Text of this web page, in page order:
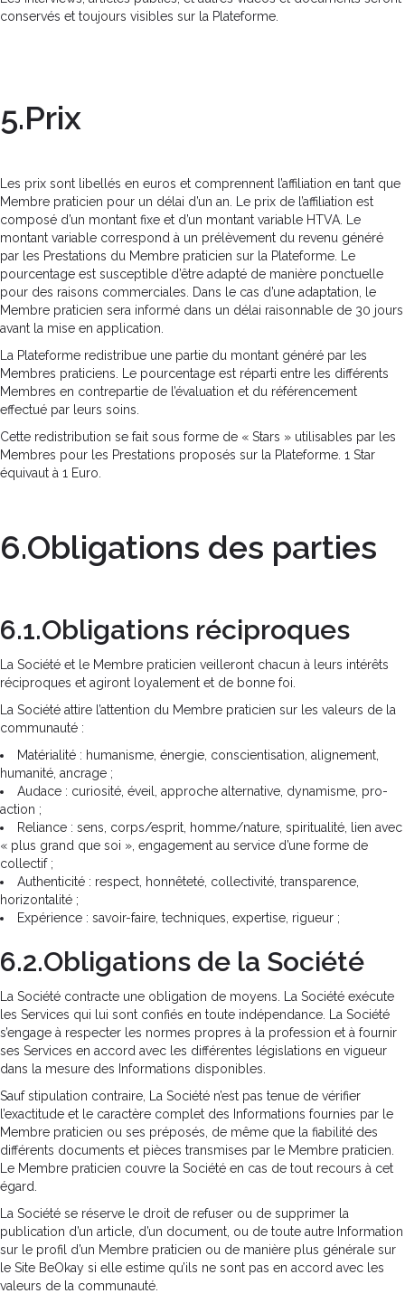
conservés et toujours visibles sur la Plateforme.
5.Prix
Les prix sont libellés en euros et comprennent l’affiliation en tant que
Membre praticien pour un délai d’un an. Le prix de l’affiliation est
composé d’un montant fixe et d’un montant variable HTVA. Le
montant variable correspond à un prélèvement du revenu généré
par les Prestations du Membre praticien sur la Plateforme. Le
pourcentage est susceptible d’être adapté de manière ponctuelle
pour des raisons commerciales. Dans le cas d’une adaptation, le
Membre praticien sera informé dans un délai raisonnable de 30 jours
avant la mise en application.
La Plateforme redistribue une partie du montant généré par les
Membres praticiens. Le pourcentage est réparti entre les différents
Membres en contrepartie de l’évaluation et du référencement
effectué par leurs soins.
Cette redistribution se fait sous forme de « Stars » utilisables par les
Membres pour les Prestations proposés sur la Plateforme. 1 Star
équivaut à 1 Euro.
6.Obligations des parties
6.1.Obligations réciproques
La Société et le Membre praticien veilleront chacun à leurs intérêts
réciproques et agiront loyalement et de bonne foi.
La Société attire l’attention du Membre praticien sur les valeurs de la
communauté :
Matérialité : humanisme, énergie, conscientisation, alignement,
humanité, ancrage ;
Audace : curiosité, éveil, approche alternative, dynamisme, pro-
action ;
Reliance : sens, corps/esprit, homme/nature, spiritualité, lien avec
« plus grand que soi », engagement au service d’une forme de
collectif ;
Authenticité : respect, honnêteté, collectivité, transparence,
horizontalité ;
Expérience : savoir-faire, techniques, expertise, rigueur ;
6.2.Obligations de la Société
La Société contracte une obligation de moyens. La Société exécute
les Services qui lui sont confiés en toute indépendance. La Société
s’engage à respecter les normes propres à la profession et à fournir
ses Services en accord avec les différentes législations en vigueur
dans la mesure des Informations disponibles.
Sauf stipulation contraire, La Société n’est pas tenue de vérifier
l’exactitude et le caractère complet des Informations fournies par le
Membre praticien ou ses préposés, de même que la fiabilité des
différents documents et pièces transmises par le Membre praticien.
Le Membre praticien couvre la Société en cas de tout recours à cet
égard.
La Société se réserve le droit de refuser ou de supprimer la
publication d’un article, d’un document, ou de toute autre Information
sur le profil d’un Membre praticien ou de manière plus générale sur
le Site BeOkay si elle estime qu’ils ne sont pas en accord avec les
valeurs de la communauté.